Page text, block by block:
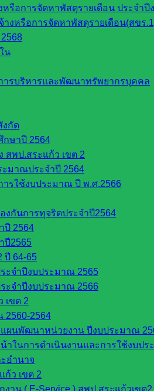
หรือการจัดหาพัสดุรายเดือน ประจำ
งหรือการจัดหาพัสดุรายเดือน(สขร
น
รบริหารและพัฒนาทรัพยากรบุคคล
งกัด
กษาปี 2564
สพป.สระแก้ว เขต 2
ะมาณประจำปี 2564
ารใช้งบประมาณ ปี พ.ศ.2566
งกันการทุจริตประจำปี2564
ปี 2564
ปี2565
ปี 64-65
ะจำปีงบประมาณ 2565
ะจำปีงบประมาณ 2566
เขต 2
2564
ผนพัฒนาหน่วยงาน ปีงบประมาณ
าในการดำเนินงานและการใช้งบป
อำนาจ
ก้ว เขต 2
าน ( E-Service ) สพป.สระแก้วเขต2